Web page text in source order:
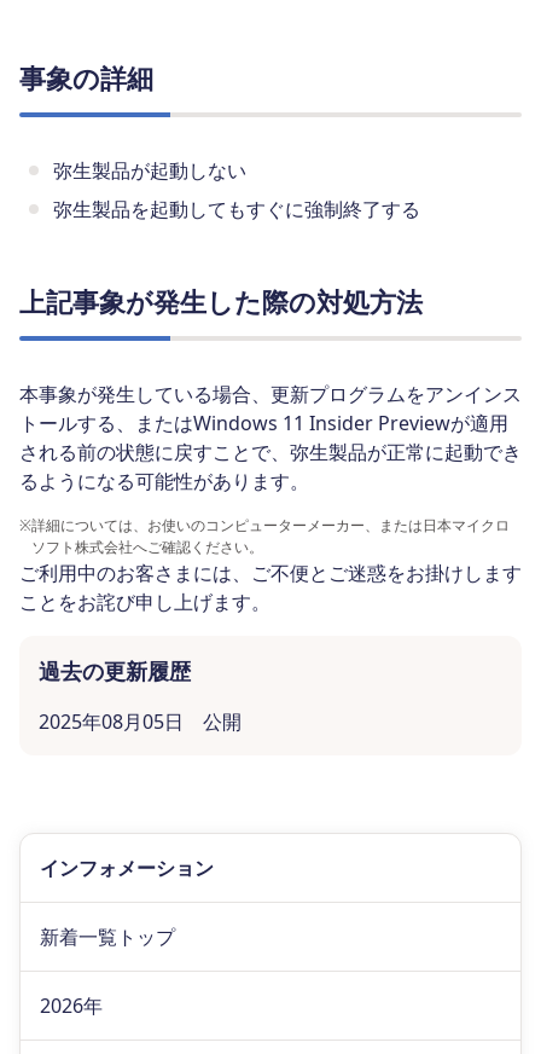
事象の詳細
弥生製品が起動しない
弥生製品を起動してもすぐに強制終了する
上記事象が発生した際の対処方法
本事象が発生している場合、更新プログラムをアンインス
トールする、またはWindows 11 Insider Previewが適用
される前の状態に戻すことで、弥生製品が正常に起動でき
るようになる可能性があります。
※詳細については、お使いのコンピューターメーカー、または日本マイクロ
ソフト株式会社へご確認ください。
ご利用中のお客さまには、ご不便とご迷惑をお掛けします
ことをお詫び申し上げます。
過去の更新履歴
2025年08月05日 公開
インフォメーション
新着一覧トップ
2026年